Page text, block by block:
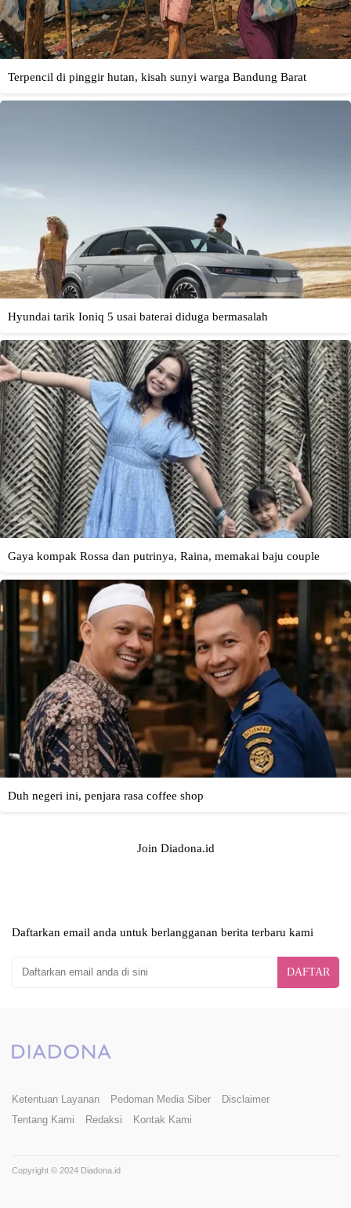
Join Diadona.id
Daftarkan email anda untuk berlangganan berita terbaru kami
DAFTAR
Ketentuan Layanan Pedoman Media Siber
Disclaimer
Tentang Kami
Redaksi Kontak Kami
Copyright © 2024 Diadona.id